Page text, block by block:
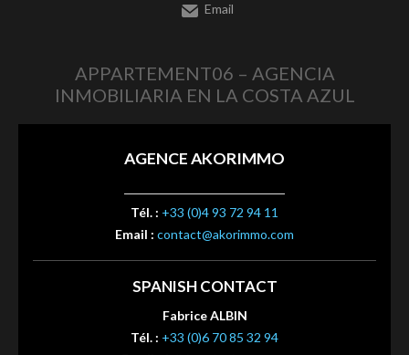
Email
APPARTEMENT06 – AGENCIA
INMOBILIARIA EN LA COSTA AZUL
AGENCE AKORIMMO
Tél. : +33 (0)4 93 72 94 11
Email : contact@akorimmo.com
SPANISH CONTACT
Fabrice ALBIN
Tél. : +33 (0)6 70 85 32 94